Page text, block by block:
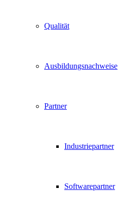
Qualität
Ausbildungsnachweise
Partner
Industriepartner
Softwarepartner